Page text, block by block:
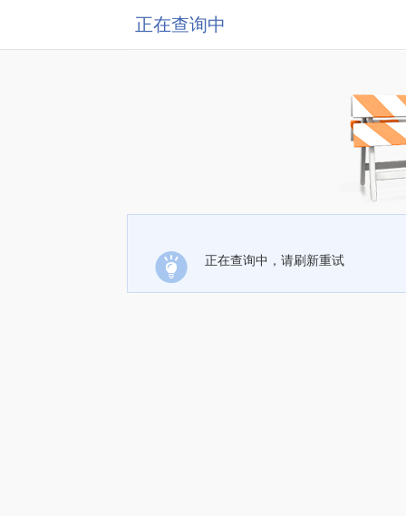
正在查询中
正在查询中，请刷新重试